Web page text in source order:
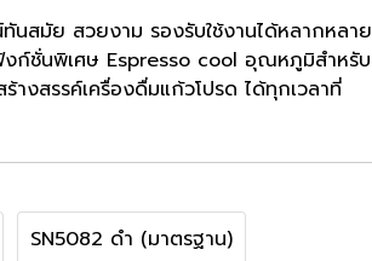
สมัย สวยงาม รองรับใช้งานได้หลากหลาย
ก์ชั่นพิเศษ Espresso cool อุณหภูมิสำหรับ
งสรรค์เครื่องดื่มแก้วโปรด ได้ทุกเวลาที่
SN5082 ดำ (มาตรฐาน)